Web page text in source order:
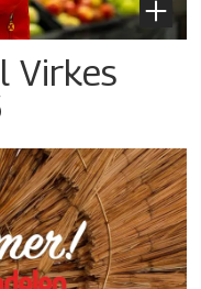
Virkes